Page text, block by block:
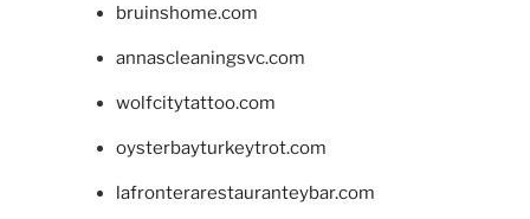
bruinshome.com
annascleaningsvc.com
wolfcitytattoo.com
oysterbayturkeytrot.com
lafronterarestauranteybar.com